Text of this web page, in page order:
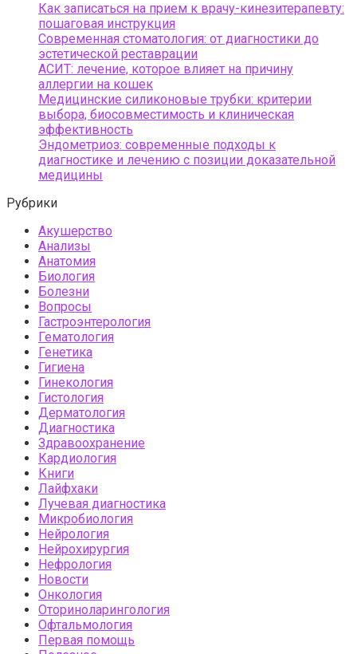
Как записаться на прием к врачу-кинезитерапевту:
пошаговая инструкция
Современная стоматология: от диагностики до
эстетической реставрации
АСИТ: лечение, которое влияет на причину
аллергии на кошек
Медицинские силиконовые трубки: критерии
выбора, биосовместимость и клиническая
эффективность
Эндометриоз: современные подходы к
диагностике и лечению с позиции доказательной
медицины
Рубрики
Акушерство
Анализы
Анатомия
Биология
Болезни
Вопросы
Гастроэнтерология
Гематология
Генетика
Гигиена
Гинекология
Гистология
Дерматология
Диагностика
Здравоохранение
Кардиология
Книги
Лайфхаки
Лучевая диагностика
Микробиология
Нейрология
Нейрохирургия
Нефрология
Новости
Онкология
Оториноларингология
Офтальмология
Первая помощь